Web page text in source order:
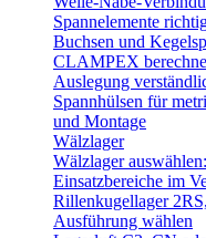
Spannelemente
Buchsen und
CLAMPEX
Auslegung
Spannhülsen für
und Montage
Wälzlager
Wälzlager
Einsatzbereiche im
Rillenkugellager
Ausführung wählen